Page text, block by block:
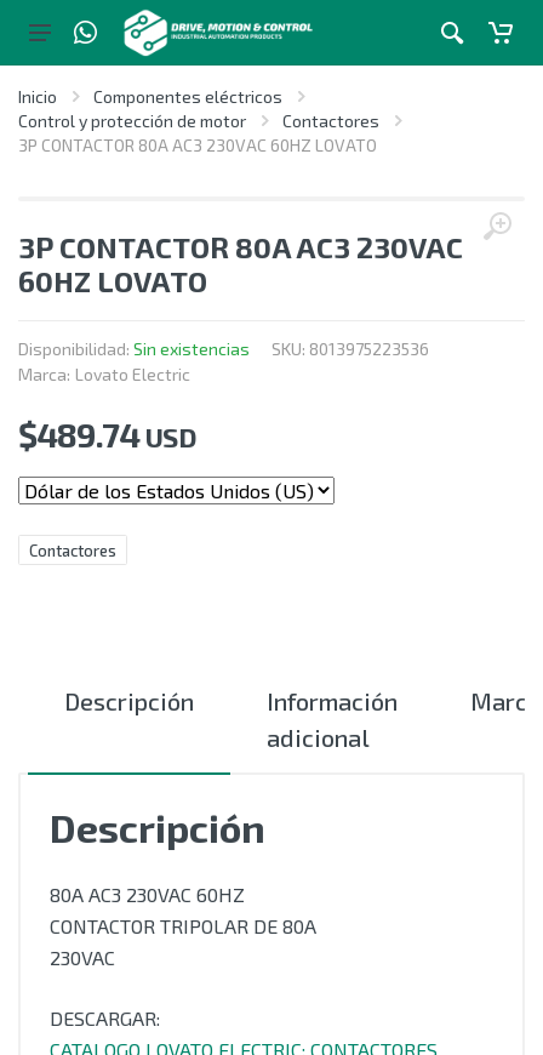
Inicio
Componentes eléctricos
Control y protección de motor
Contactores
3P CONTACTOR 80A AC3 230VAC 60HZ LOVATO
3P CONTACTOR 80A AC3 230VAC
60HZ LOVATO
Disponibilidad: Sin existencias SKU: 8013975223536
Marca: Lovato Electric
$489.74USD
Contactores
Descripción
Información
adicional
Marca
Descripción
80A AC3 230VAC 60HZ
CONTACTOR TRIPOLAR DE 80A
230VAC
DESCARGAR:
CATALOGO LOVATO ELECTRIC: CONTACTORES